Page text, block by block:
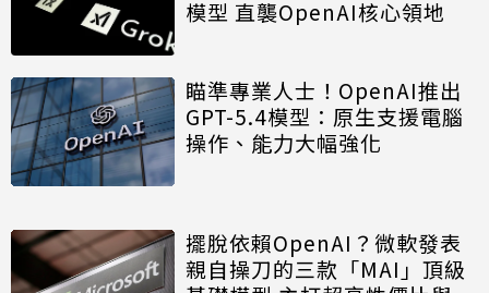
模型 直襲OpenAI核心領地
瞄準專業人士！OpenAI推出
GPT-5.4模型：原生支援電腦
操作、能力大幅強化
擺脫依賴OpenAI？微軟發表
親自操刀的三款「MAI」頂級